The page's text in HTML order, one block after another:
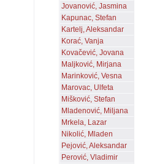
Jovanović, Jasmina
Kapunac, Stefan
Kartelj, Aleksandar
Korać, Vanja
Kovačević, Jovana
Maljković, Mirjana
Marinković, Vesna
Marovac, Ulfeta
Mišković, Stefan
Mladenović, Miljana
Mrkela, Lazar
Nikolić, Mladen
Pejović, Aleksandar
Perović, Vladimir